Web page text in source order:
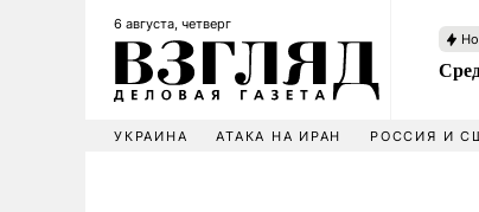
6 августа, четверг
УКРАИНА АТАКА НА ИРАН РОССИЯ И